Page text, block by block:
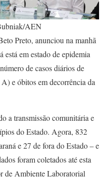
AEN
Preto, anunciou na manhã
está em estado de epidemia
de casos diários de
e óbitos em decorrência da
a transmissão comunitária e
do Estado. Agora, 832
e 27 de fora do Estado – e
foram coletados até esta
de Ambiente Laboratorial